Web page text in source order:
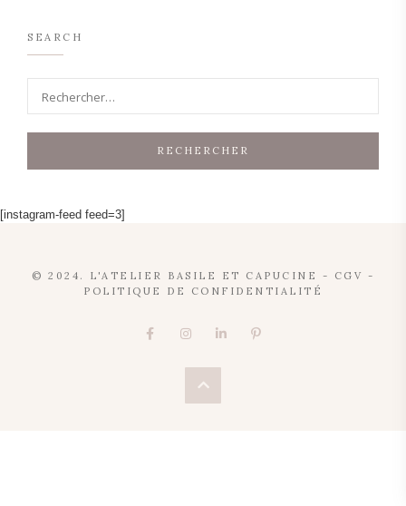
SEARCH
[instagram-feed feed=3]
© 2024. L'ATELIER BASILE ET CAPUCINE - CGV -
POLITIQUE DE CONFIDENTIALITÉ